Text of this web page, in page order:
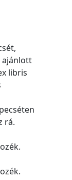
ajánlott
libris
rá.